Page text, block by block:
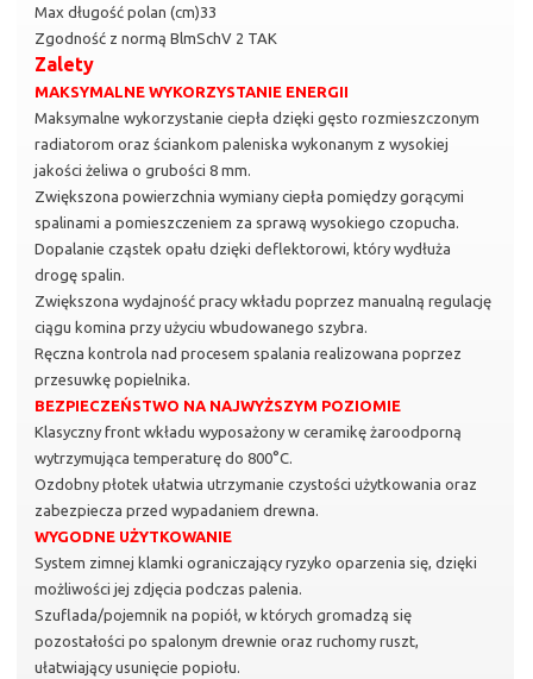
Max długość polan (cm)33
Zgodność z normą BlmSchV 2 TAK
Zalety
MAKSYMALNE WYKORZYSTANIE ENERGII
Maksymalne wykorzystanie ciepła dzięki gęsto rozmieszczonym
radiatorom oraz ściankom paleniska wykonanym z wysokiej
jakości żeliwa o grubości 8 mm.
Zwiększona powierzchnia wymiany ciepła pomiędzy gorącymi
spalinami a pomieszczeniem za sprawą wysokiego czopucha.
Dopalanie cząstek opału dzięki deflektorowi, który wydłuża
drogę spalin.
Zwiększona wydajność pracy wkładu poprzez manualną regulację
ciągu komina przy użyciu wbudowanego szybra.
Ręczna kontrola nad procesem spalania realizowana poprzez
przesuwkę popielnika.
BEZPIECZEŃSTWO NA NAJWYŻSZYM POZIOMIE
Klasyczny front wkładu wyposażony w ceramikę żaroodporną
wytrzymująca temperaturę do 800°C.
Ozdobny płotek ułatwia utrzymanie czystości użytkowania oraz
zabezpiecza przed wypadaniem drewna.
WYGODNE UŻYTKOWANIE
System zimnej klamki ograniczający ryzyko oparzenia się, dzięki
możliwości jej zdjęcia podczas palenia.
Szuflada/pojemnik na popiół, w których gromadzą się
pozostałości po spalonym drewnie oraz ruchomy ruszt,
ułatwiający usunięcie popiołu.